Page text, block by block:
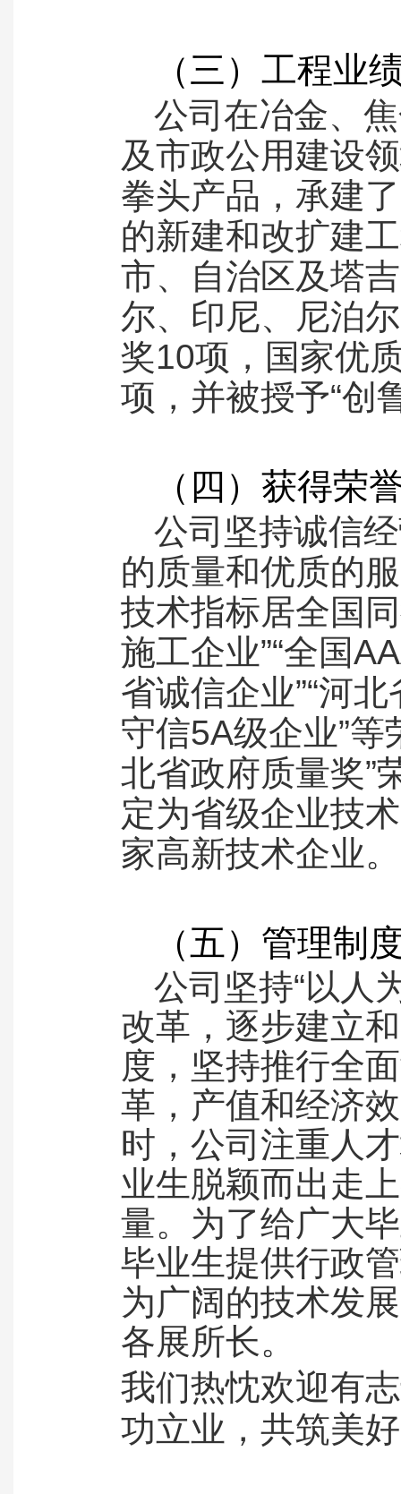
（三）工程业
公司在冶金、
及市政公用建设
拳头产品，承建
的新建和改扩建
市、自治区及塔
尔、印尼、尼泊
奖10项，国家优
项，并被授予“创
（四）获得荣
公司坚持诚信
的质量和优质的
技术指标居全国
施工企业”“全国
省诚信企业”“河
守信5A级企业”
北省政府质量奖”
定为省级企业技
家高新技术企业。
（五）管理制
公司坚持“以人
改革，逐步建立
度，坚持推行全
革，产值和经济
时，公司注重人
业生脱颖而出走
量。为了给广大
毕业生提供行政
为广阔的技术发
各展所长。
我们热忱欢迎有
功立业，共筑美